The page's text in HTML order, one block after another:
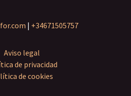
| +34671505757
Aviso legal
de privacidad
de cookies